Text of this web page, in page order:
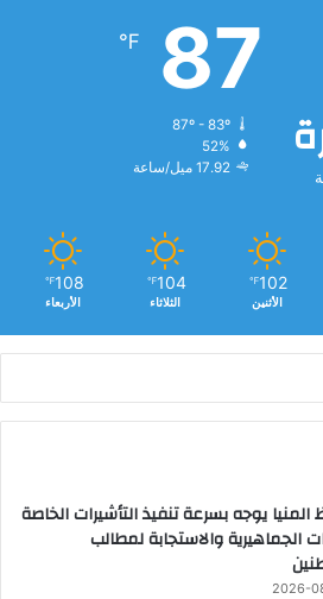
87
℉
87º - 83º
52%
17.92 ميل/ساعة
102
℉
الأثنين
104
℉
الثلاثاء
108
℉
الأربعاء
يوجه بسرعة تنفيذ التأشيرات الخاصة
الجماهيرية والاستجابة لمطالب
2026-